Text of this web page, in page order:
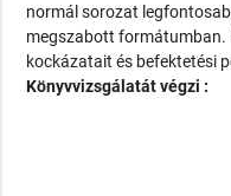
normál sorozat
megszabott formátumban.
kockázatait és befektetési
Könyvvizsgálatát végzi :